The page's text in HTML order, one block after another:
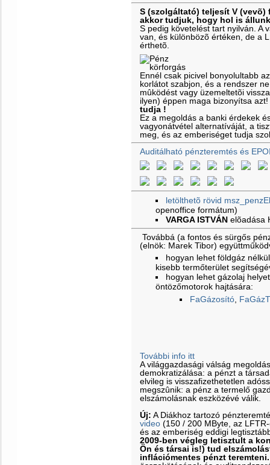
S (szolgáltató) teljesít V (vevõ)
akkor tudjuk, hogy hol is állunk
S pedig követelést tart nyilván. A
van, és különbözõ értéken, de a
érthetõ.
Ennél csak picivel bonyolultabb
korlátot szabjon, és a rendszer
mûködést vagy üzemeltetõi
ilyen) éppen maga bizonyítsa azt!
tudja !
Ez a megoldás a banki érdekek
vagyonátvétel alternatíváját, a
meg, és az emberiséget tudja
Auditálható pénzteremtés és
letölthetõ rövid
openoffice formátum)
VARGA ISTVÁN elõadása
Továbbá (a fontos és sürgős
(elnök: Marek Tibor)
hogyan lehet földgáz
kisebb termőterület
hogyan lehet gázolaj
öntözőmotorok hajtására:
FaGázosító
További info itt
A világgazdasági válság
demokratizálása: a pénzt a
elvileg is visszafizethetetlen
megszûnik: a pénz a termelő
elszámolásnak eszközévé válik.
Új: A Diákhoz tartozó
video (150 / 200 MByte, az
és az emberiség eddigi
2009-ben végleg letisztult a
Ön és társai is!) tud
inflációmentes pénzt teremteni.